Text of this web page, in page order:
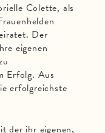
Colette, als
Der
eigenen
Erfolg. Aus
erfolgreichste
der ihr eigenen,